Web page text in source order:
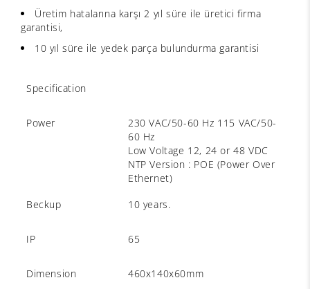
Üretim hatalarına karşı 2 yıl süre ile üretici firma
garantisi,
10 yıl süre ile yedek parça bulundurma garantisi
Specification
Power
230 VAC/50-60 Hz 115 VAC/50-
60 Hz
Low Voltage 12, 24 or 48 VDC
NTP Version : POE (Power Over
Ethernet)
Beckup
10 years.
IP 65
Dimension 460x140x60mm